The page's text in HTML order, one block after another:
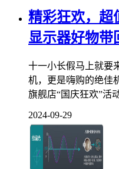
精彩狂欢，超
显示器好物带
十一小长假马上就要
机，更是嗨购的绝佳
旗舰店“国庆狂欢”活
2024-09-29